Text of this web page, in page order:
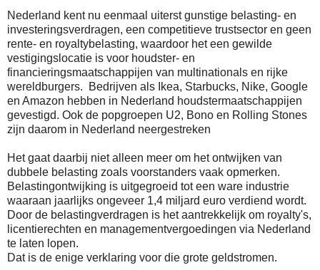
Nederland kent nu eenmaal uiterst gunstige belasting- en
investeringsverdragen, een competitieve trustsector en geen
rente- en royaltybelasting, waardoor het een gewilde
vestigingslocatie is voor houdster- en
financieringsmaatschappijen van multinationals en rijke
wereldburgers. Bedrijven als Ikea, Starbucks, Nike, Google
en Amazon hebben in Nederland houdstermaatschappijen
gevestigd. Ook de popgroepen U2, Bono en Rolling Stones
zijn daarom in Nederland neergestreken
Het gaat daarbij niet alleen meer om het ontwijken van
dubbele belasting zoals voorstanders vaak opmerken.
Belastingontwijking is uitgegroeid tot een ware industrie
waaraan jaarlijks ongeveer 1,4 miljard euro verdiend wordt.
Door de belastingverdragen is het aantrekkelijk om royalty's,
licentierechten en managementvergoedingen via Nederland
te laten lopen.
Dat is de enige verklaring voor die grote geldstromen.